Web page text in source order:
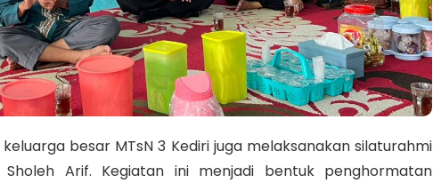
besar MTsN 3 Kediri juga melaksanakan silaturahmi
Sholeh Arif. Kegiatan ini menjadi bentuk penghormatan